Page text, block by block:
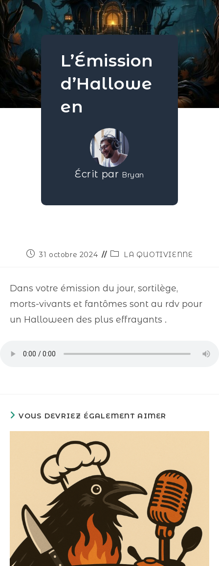
L’Émission
d’Hallowe
en
Écrit par Bryan
31 octobre 2024 LA QUOTIVIENNE
Dans votre émission du jour, sortilège,
morts-vivants et fantômes sont au rdv pour
un Halloween des plus effrayants .
VOUS DEVRIEZ ÉGALEMENT AIMER